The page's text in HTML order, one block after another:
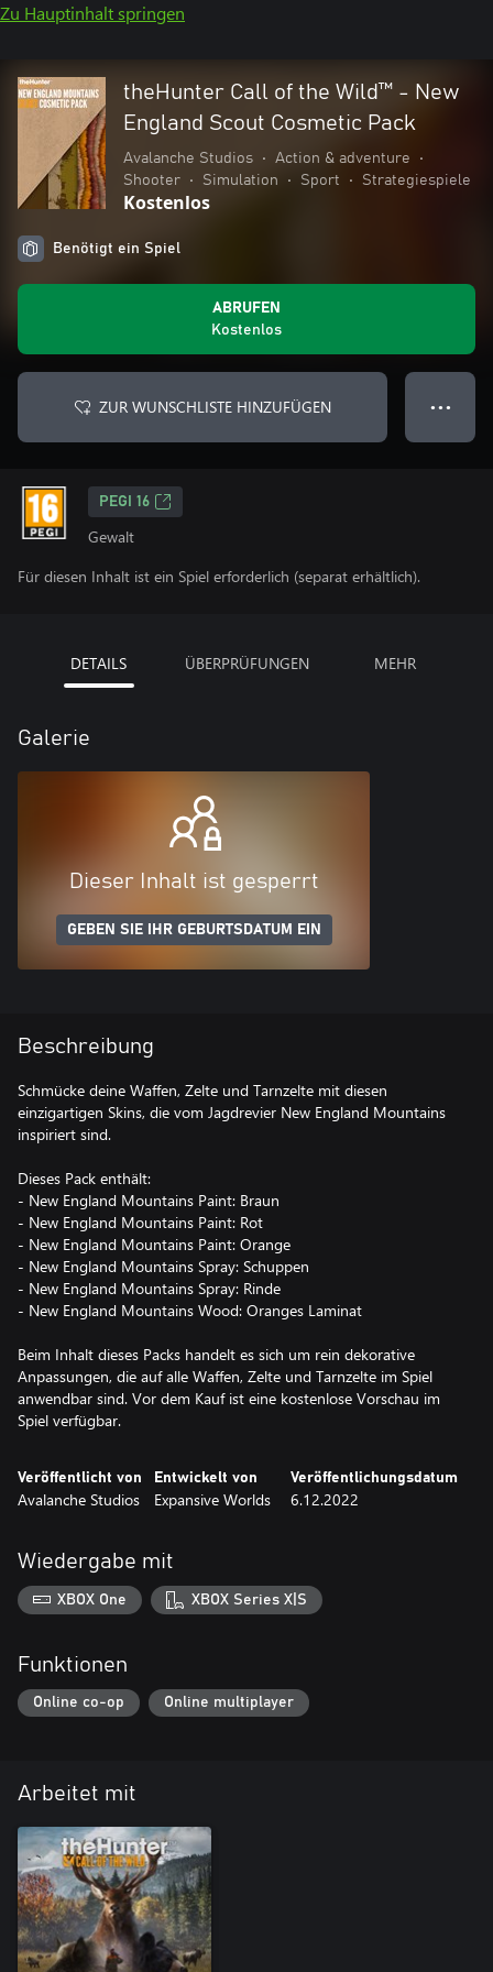
Zu Hauptinhalt springen
theHunter Call of the Wild™ - New
England Scout Cosmetic Pack
Avalanche Studios • Action & adventure
•
Shooter
• Simulation • Sport • Strategiespiele
Kostenlos
Benötigt ein Spiel
ABRUFEN
Kostenlos
ZUR WUNSCHLISTE HINZUFÜGEN ● ● ●
PEGI 16
Gewalt
Für diesen Inhalt ist ein Spiel erforderlich (separat erhältlich).
DETAILS ÜBERPRÜFUNGEN MEHR
Galerie
Dieser Inhalt ist gesperrt
GEBEN SIE IHR GEBURTSDATUM EIN
Beschreibung
Schmücke deine Waffen, Zelte und Tarnzelte mit diesen
einzigartigen Skins, die vom Jagdrevier New England Mountains
inspiriert sind.
Dieses Pack enthält:
- New England Mountains Paint: Braun
- New England Mountains Paint: Rot
- New England Mountains Paint: Orange
- New England Mountains Spray: Schuppen
- New England Mountains Spray: Rinde
- New England Mountains Wood: Oranges Laminat
Beim Inhalt dieses Packs handelt es sich um rein dekorative
Anpassungen, die auf alle Waffen, Zelte und Tarnzelte im Spiel
anwendbar sind. Vor dem Kauf ist eine kostenlose Vorschau im
Spiel verfügbar.
Veröffentlicht von
Avalanche Studios
Entwickelt von
Expansive Worlds
Veröffentlichungsdatum
6.12.2022
Wiedergabe mit
XBOX One XBOX Series X|S
Funktionen
Online co-op Online multiplayer
Arbeitet mit